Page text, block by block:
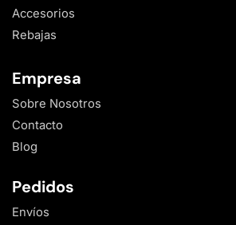
Accesorios
Rebajas
Empresa
Sobre Nosotros
Contacto
Blog
Pedidos
Envíos